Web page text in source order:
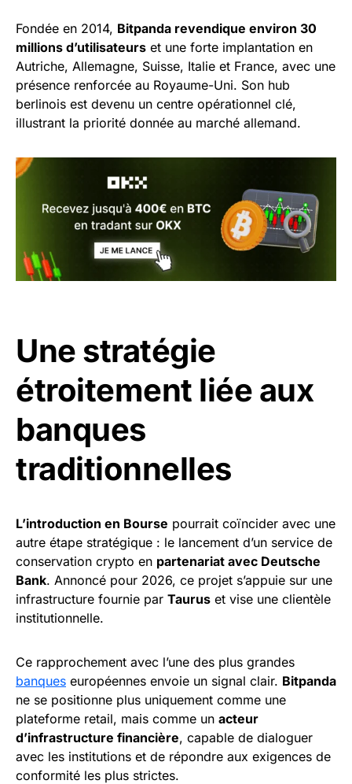
Fondée en 2014, Bitpanda revendique environ 30
millions d’utilisateurs et une forte implantation en
Autriche, Allemagne, Suisse, Italie et France, avec une
présence renforcée au Royaume-Uni. Son hub
berlinois est devenu un centre opérationnel clé,
illustrant la priorité donnée au marché allemand.
Une stratégie
étroitement liée aux
banques
traditionnelles
L’introduction en Bourse pourrait coïncider avec une
autre étape stratégique : le lancement d’un service de
conservation crypto en partenariat avec Deutsche
Bank. Annoncé pour 2026, ce projet s’appuie sur une
infrastructure fournie par Taurus et vise une clientèle
institutionnelle.
Ce rapprochement avec l’une des plus grandes
banques européennes envoie un signal clair. Bitpanda
ne se positionne plus uniquement comme une
plateforme retail, mais comme un acteur
d’infrastructure financière, capable de dialoguer
avec les institutions et de répondre aux exigences de
conformité les plus strictes.